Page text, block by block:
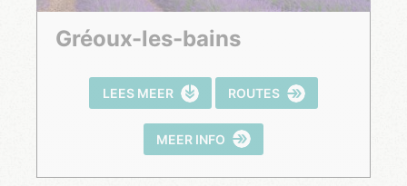
Gréoux-les-bains
LEES MEER ROUTES
MEER INFO